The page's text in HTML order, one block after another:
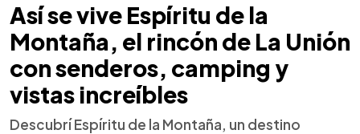
Así se vive Espíritu de la
Montaña, el rincón de La Unión
con senderos, camping y
vistas increíbles
Descubrí Espíritu de la Montaña, un destino